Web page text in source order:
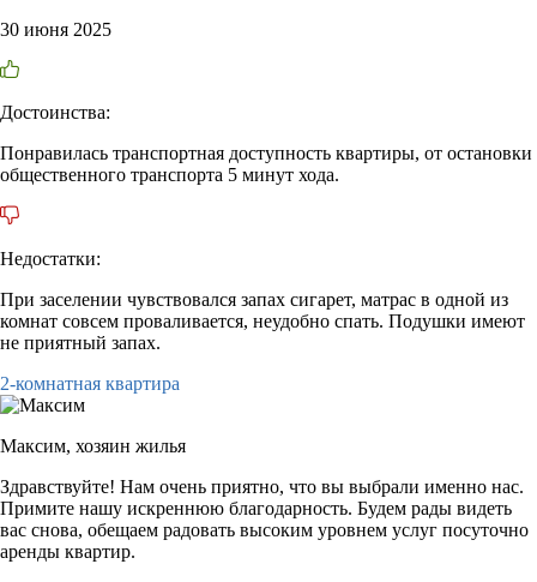
30 июня 2025
Достоинства:
Понравилась транспортная доступность квартиры, от остановки
общественного транспорта 5 минут хода.
Недостатки:
При заселении чувствовался запах сигарет, матрас в одной из
комнат совсем проваливается, неудобно спать. Подушки имеют
не приятный запах.
2-комнатная квартира
Максим, хозяин жилья
Здравствуйте! Нам очень приятно, что вы выбрали именно нас.
Примите нашу искреннюю благодарность. Будем рады видеть
вас снова, обещаем радовать высоким уровнем услуг посуточно
аренды квартир.